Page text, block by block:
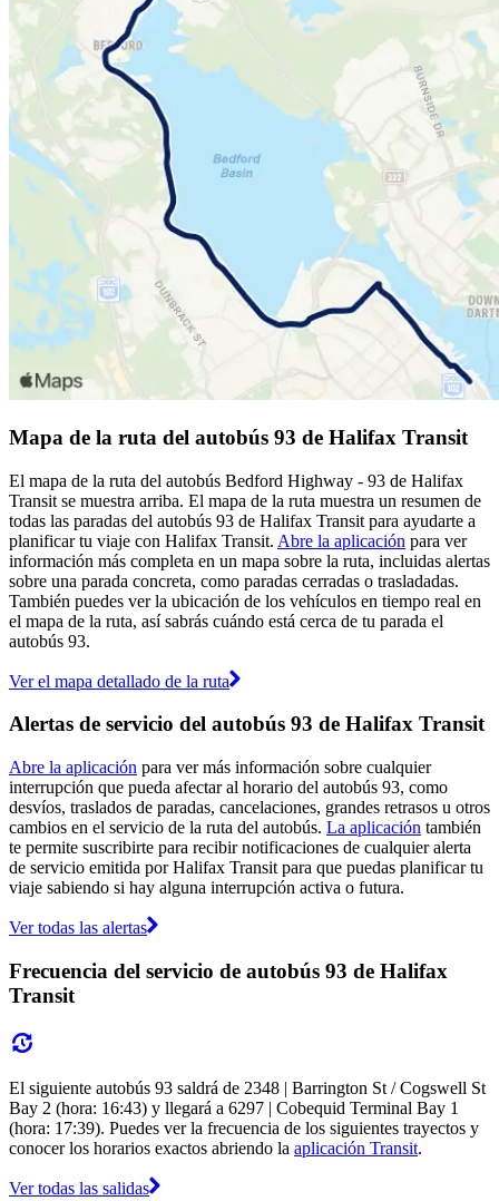
Mapa de la ruta del autobús 93 de Halifax Transit
El mapa de la ruta del autobús Bedford Highway - 93 de Halifax
Transit se muestra arriba. El mapa de la ruta muestra un resumen de
todas las paradas del autobús 93 de Halifax Transit para ayudarte a
planificar tu viaje con Halifax Transit. Abre la aplicación para ver
información más completa en un mapa sobre la ruta, incluidas alertas
sobre una parada concreta, como paradas cerradas o trasladadas.
También puedes ver la ubicación de los vehículos en tiempo real en
el mapa de la ruta, así sabrás cuándo está cerca de tu parada el
autobús 93.
Ver el mapa detallado de la ruta
Alertas de servicio del autobús 93 de Halifax Transit
Abre la aplicación para ver más información sobre cualquier
interrupción que pueda afectar al horario del autobús 93, como
desvíos, traslados de paradas, cancelaciones, grandes retrasos u otros
cambios en el servicio de la ruta del autobús. La aplicación también
te permite suscribirte para recibir notificaciones de cualquier alerta
de servicio emitida por Halifax Transit para que puedas planificar tu
viaje sabiendo si hay alguna interrupción activa o futura.
Ver todas las alertas
Frecuencia del servicio de autobús 93 de Halifax
Transit
El siguiente autobús 93 saldrá de 2348 | Barrington St / Cogswell St
Bay 2 (hora: 16:43) y llegará a 6297 | Cobequid Terminal Bay 1
(hora: 17:39). Puedes ver la frecuencia de los siguientes trayectos y
conocer los horarios exactos abriendo la aplicación Transit.
Ver todas las salidas